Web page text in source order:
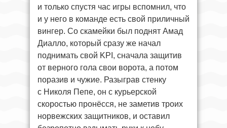
и только спустя час игры вспомнил, что
и у него в команде есть свой приличный
вингер. Со скамейки был поднят Амад
Диалло, который сразу же начал
поднимать свой KPI, сначала защитив
от верного гола свои ворота, а потом
поразив и чужие. Разыграв стенку
с Николя Пепе, он с курьерской
скоростью пронёсся, не заметив троих
норвежских защитников, и оставил